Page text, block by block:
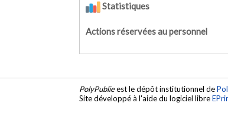
Statistiques
Actions réservées au personnel
PolyPublieest le dépôt institutionnel de
Site développé à l'aide du logiciel libre